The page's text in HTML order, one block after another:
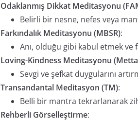
Odaklanmış Dikkat Meditasyonu
Belirli bir nesne, nefes veya
Farkındalık Meditasyonu (MBSR):
Anı, olduğu gibi kabul etmek ve
Loving-Kindness Meditasyonu
Sevgi ve şefkat duygularını
Transandantal Meditasyon (TM):
Belli bir mantra tekrarlanarak
Rehberli Görselleştirme: